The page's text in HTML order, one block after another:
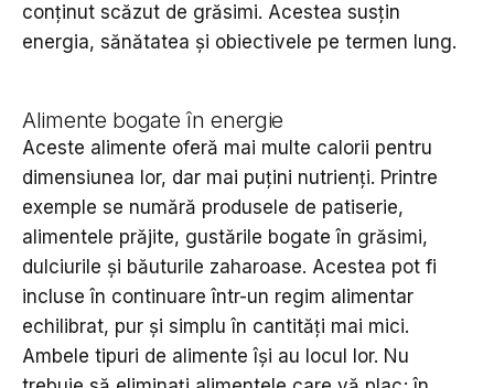
conținut scăzut de grăsimi. Acestea susțin
energia, sănătatea și obiectivele pe termen lung.
Alimente bogate în energie
Aceste alimente oferă mai multe calorii pentru
dimensiunea lor, dar mai puțini nutrienți. Printre
exemple se numără produsele de patiserie,
alimentele prăjite, gustările bogate în grăsimi,
dulciurile și băuturile zaharoase. Acestea pot fi
incluse în continuare într-un regim alimentar
echilibrat, pur și simplu în cantități mai mici.
Ambele tipuri de alimente își au locul lor. Nu